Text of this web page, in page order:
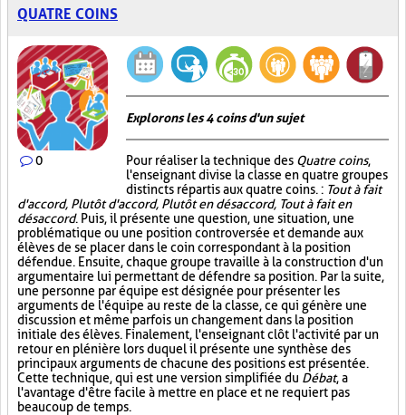
QUATRE COINS
0
Explorons les 4 coins d'un sujet
Pour réaliser la technique des Quatre coins,
l'enseignant divise la classe en quatre groupes
distincts répartis aux quatre coins. : Tout à fait
d'accord, Plutôt d'accord, Plutôt en désaccord, Tout à fait en
désaccord. Puis, il présente une question, une situation, une
problématique ou une position controversée et demande aux
élèves de se placer dans le coin correspondant à la position
défendue. Ensuite, chaque groupe travaille à la construction d'un
argumentaire lui permettant de défendre sa position. Par la suite,
une personne par équipe est désignée pour présenter les
arguments de l'équipe au reste de la classe, ce qui génère une
discussion et même parfois un changement dans la position
initiale des élèves. Finalement, l'enseignant clôt l'activité par un
retour en plénière lors duquel il présente une synthèse des
principaux arguments de chacune des positions est présentée.
Cette technique, qui est une version simplifiée du Débat, a
l'avantage d'être facile à mettre en place et ne requiert pas
beaucoup de temps.